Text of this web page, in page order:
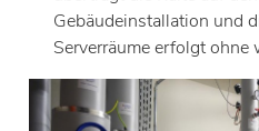
Gebäudeinstallation und
Serverräume erfolgt ohne